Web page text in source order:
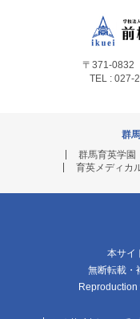
〒371-0832
TEL : 027-
群
群馬育英学園
育英メディカ
本サイ
無断転載・